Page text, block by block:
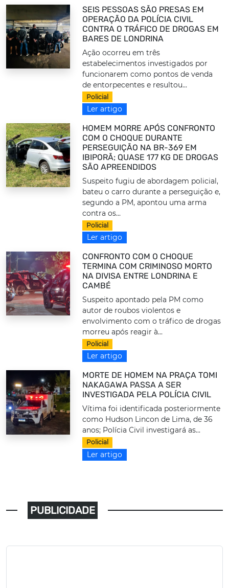
SEIS PESSOAS SÃO PRESAS EM
OPERAÇÃO DA POLÍCIA CIVIL
CONTRA O TRÁFICO DE DROGAS EM
BARES DE LONDRINA
Ação ocorreu em três
estabelecimentos investigados por
funcionarem como pontos de venda
de entorpecentes e resultou...
Policial
Ler artigo
HOMEM MORRE APÓS CONFRONTO
COM O CHOQUE DURANTE
PERSEGUIÇÃO NA BR-369 EM
IBIPORÃ; QUASE 177 KG DE DROGAS
SÃO APREENDIDOS
Suspeito fugiu de abordagem policial,
bateu o carro durante a perseguição e,
segundo a PM, apontou uma arma
contra os...
Policial
Ler artigo
CONFRONTO COM O CHOQUE
TERMINA COM CRIMINOSO MORTO
NA DIVISA ENTRE LONDRINA E
CAMBÉ
Suspeito apontado pela PM como
autor de roubos violentos e
envolvimento com o tráfico de drogas
morreu após reagir à...
Policial
Ler artigo
MORTE DE HOMEM NA PRAÇA TOMI
NAKAGAWA PASSA A SER
INVESTIGADA PELA POLÍCIA CIVIL
Vítima foi identificada posteriormente
como Hudson Lincon de Lima, de 36
anos; Polícia Civil investigará as...
Policial
Ler artigo
PUBLICIDADE